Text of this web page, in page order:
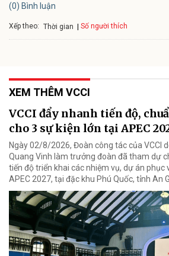
(0) Bình luận
Xếp theo: Thời gian Số người thích
XEM THÊM VCCI
VCCI đẩy nhanh tiến độ,
cho 3 sự kiện lớn tại APEC
Ngày 02/8/2026, Đoàn công tác của VCCI
Quang Vinh làm trưởng đoàn đã tham dự
tiến độ triển khai các nhiệm vụ, dự án phục
APEC 2027, tại đặc khu Phú Quốc, tỉnh An